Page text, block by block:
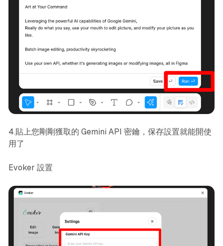
4.貼上您剛剛獲取的 Gemini API 密鑰，保存設置就能開使
用了
Evoker 設置